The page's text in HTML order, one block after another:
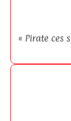
« Pirate ces